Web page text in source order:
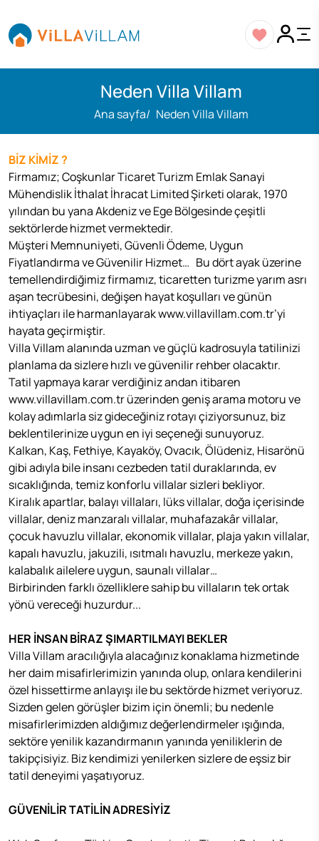
Neden Villa Villam
Ana sayfa Neden Villa Villam
BİZ KİMİZ ?
Firmamız; Coşkunlar Ticaret Turizm Emlak Sanayi
Mühendislik İthalat İhracat Limited Şirketi olarak, 1970
yılından bu yana Akdeniz ve Ege Bölgesinde çeşitli
sektörlerde hizmet vermektedir.
Müşteri Memnuniyeti, Güvenli Ödeme, Uygun
Fiyatlandırma ve Güvenilir Hizmet… Bu dört ayak üzerine
temellendirdiğimiz firmamız, ticaretten turizme yarım asrı
aşan tecrübesini, değişen hayat koşulları ve günün
ihtiyaçları ile harmanlayarak www.villavillam.com.tr’yi
hayata geçirmiştir.
Villa Villam alanında uzman ve güçlü kadrosuyla tatilinizi
planlama da sizlere hızlı ve güvenilir rehber olacaktır.
Tatil yapmaya karar verdiğiniz andan itibaren
www.villavillam.com.tr üzerinden geniş arama motoru ve
kolay adımlarla siz gideceğiniz rotayı çiziyorsunuz, biz
beklentilerinize uygun en iyi seçeneği sunuyoruz.
Kalkan, Kaş, Fethiye, Kayaköy, Ovacık, Ölüdeniz, Hisarönü
gibi adıyla bile insanı cezbeden tatil duraklarında, ev
sıcaklığında, temiz konforlu villalar sizleri bekliyor.
Kiralık apartlar, balayı villaları, lüks villalar, doğa içerisinde
villalar, deniz manzaralı villalar, muhafazakâr villalar,
çocuk havuzlu villalar, ekonomik villalar, plaja yakın villalar,
kapalı havuzlu, jakuzili, ısıtmalı havuzlu, merkeze yakın,
kalabalık ailelere uygun, saunalı villalar…
Birbirinden farklı özelliklere sahip bu villaların tek ortak
yönü vereceği huzurdur...
HER İNSAN BİRAZ ŞIMARTILMAYI BEKLER
Villa Villam aracılığıyla alacağınız konaklama hizmetinde
her daim misafirlerimizin yanında olup, onlara kendilerini
özel hissettirme anlayışı ile bu sektörde hizmet veriyoruz.
Sizden gelen görüşler bizim için önemli; bu nedenle
misafirlerimizden aldığımız değerlendirmeler ışığında,
sektöre yenilik kazandırmanın yanında yeniliklerin de
takipçisiyiz. Biz kendimizi yenilerken sizlere de eşsiz bir
tatil deneyimi yaşatıyoruz.
GÜVENİLİR TATİLİN ADRESİYİZ